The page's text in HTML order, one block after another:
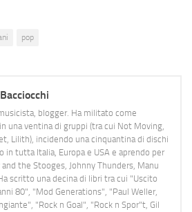
pop
blogger. Ha militato come
una ventina di gruppi (tra cui Not Moving,
Lilith), incidendo una cinquantina di dischi
in tutta Italia, Europa e USA e aprendo per
and the Stooges, Johnny Thunders, Manu
scritto una decina di libri tra cui "Uscito
80", "Mod Generations", "Paul Weller,
"Rock n Goal", "Rock n Spor"t, Gil